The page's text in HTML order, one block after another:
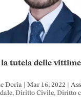
tutela delle
Doria Mar 16, 2022
, Diritto Civile, Diritto